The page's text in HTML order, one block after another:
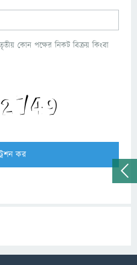
কোন পক্ষের নিকট বিক্রয় কিংবা